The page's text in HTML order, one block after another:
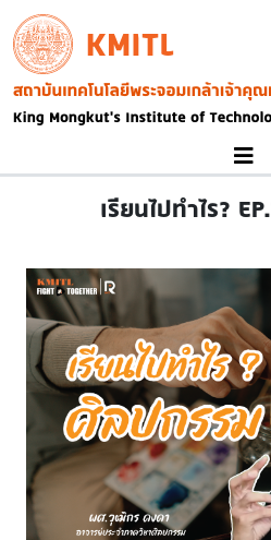
Skip to main content
KMITL
Image
เรียนไปทำไร?